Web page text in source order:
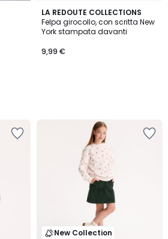
LA REDOUTE COLLECTIONS
Felpa girocollo, con scritta New
York stampata davanti
9,99 €
New Collection